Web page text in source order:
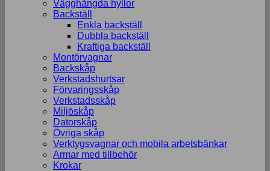
Vägghängda hyllor
Backställ
Enkla backställ
Dubbla backställ
Kraftiga backställ
Montörvagnar
Backskåp
Verkstadshurtsar
Förvaringsskåp
Verkstadsskåp
Miljöskåp
Datorskåp
Övriga skåp
Verktygsvagnar och mobila arbetsbänkar
Armar med tillbehör
Krokar